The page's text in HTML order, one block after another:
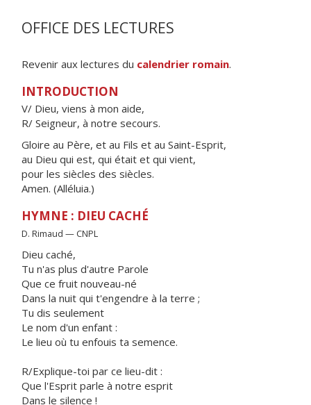
OFFICE DES LECTURES
Revenir aux lectures du calendrier romain.
INTRODUCTION
V/ Dieu, viens à mon aide,
R/ Seigneur, à notre secours.
Gloire au Père, et au Fils et au Saint-Esprit,
au Dieu qui est, qui était et qui vient,
pour les siècles des siècles.
Amen. (Alléluia.)
HYMNE : DIEU CACHÉ
D. Rimaud — CNPL
Dieu caché,
Tu n'as plus d'autre Parole
Que ce fruit nouveau-né
Dans la nuit qui t'engendre à la terre ;
Tu dis seulement
Le nom d'un enfant :
Le lieu où tu enfouis ta semence.
R/Explique-toi par ce lieu-dit :
Que l'Esprit parle à notre esprit
Dans le silence !